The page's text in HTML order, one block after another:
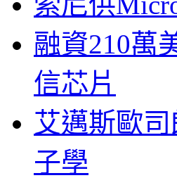
融資210萬
信芯片
艾邁斯歐
子學